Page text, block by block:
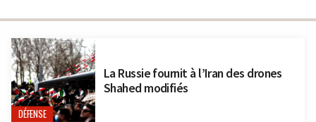
DÉFENSE
La Russie fournit à l’Iran des drones
Shahed modifiés